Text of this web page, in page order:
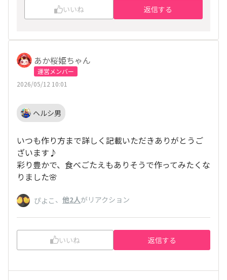
いいね 返信する
あか桜姫ちゃん
運営メンバー
2026/05/12 10:01
ヘルシ男
いつも作り方まで詳しく記載いただきありがとうご
ざいます♪
彩り豊かで、食べごたえもありそうで作ってみたくな
りました🌸
ぴよこ 、 他2人がリアクション
いいね 返信する